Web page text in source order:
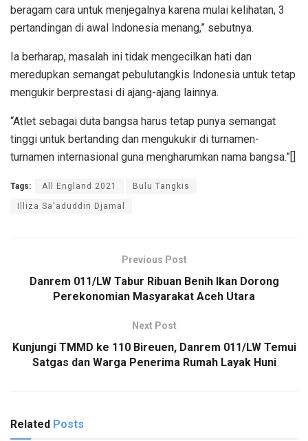
beragam cara untuk menjegalnya karena mulai kelihatan, 3
pertandingan di awal Indonesia menang,” sebutnya.
Ia berharap, masalah ini tidak mengecilkan hati dan
meredupkan semangat pebulutangkis Indonesia untuk tetap
mengukir berprestasi di ajang-ajang lainnya.
“Atlet sebagai duta bangsa harus tetap punya semangat
tinggi untuk bertanding dan mengukukir di turnamen-
turnamen internasional guna mengharumkan nama bangsa.”[]
Tags: All England 2021 Bulu Tangkis
Illiza Sa'aduddin Djamal
Previous Post
Danrem 011/LW Tabur Ribuan Benih Ikan Dorong
Perekonomian Masyarakat Aceh Utara
Next Post
Kunjungi TMMD ke 110 Bireuen, Danrem 011/LW Temui
Satgas dan Warga Penerima Rumah Layak Huni
Related Posts